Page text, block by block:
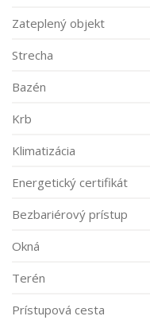
Zateplený objekt
Strecha
Bazén
Krb
Klimatizácia
Energetický certifikát
Bezbariérový prístup
Okná
Terén
Prístupová cesta